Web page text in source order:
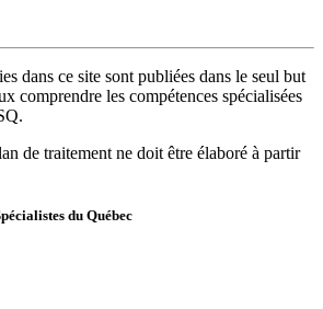
dans ce site sont publiées dans le seul but
comprendre les compétences spécialisées
de traitement ne doit être élaboré à partir
du Québec